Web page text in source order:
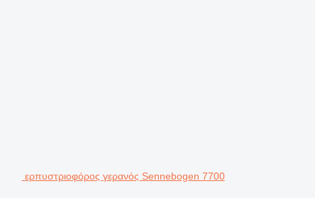
ερπυστριοφόρος γερανός Sennebogen 7700